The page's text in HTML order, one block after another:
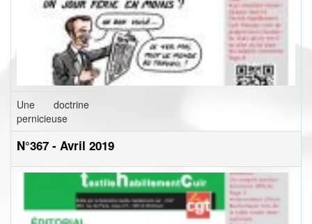
Une doctrine
pernicieuse
N°367 - Avril 2019